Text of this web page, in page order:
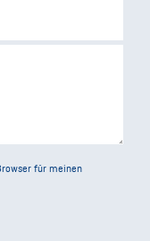
für meinen